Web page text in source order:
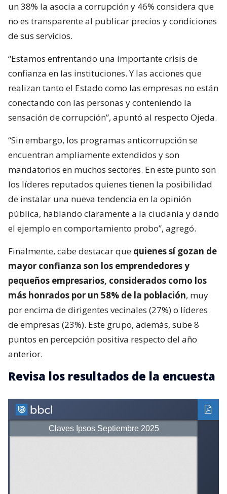
un 38% la asocia a corrupción y 46% considera que
no es transparente al publicar precios y condiciones
de sus servicios.
“Estamos enfrentando una importante crisis de
confianza en las instituciones. Y las acciones que
realizan tanto el Estado como las empresas no están
conectando con las personas y conteniendo la
sensación de corrupción”, apuntó al respecto Ojeda.
“Sin embargo, los programas anticorrupción se
encuentran ampliamente extendidos y son
mandatorios en muchos sectores. En este punto son
los líderes reputados quienes tienen la posibilidad
de instalar una nueva tendencia en la opinión
pública, hablando claramente a la ciudanía y dando
el ejemplo en comportamiento probo”, agregó.
Finalmente, cabe destacar que quienes sí gozan de
mayor confianza son los emprendedores y
pequeños empresarios, considerados como los
más honrados por un 58% de la población, muy
por encima de dirigentes vecinales (27%) o líderes
de empresas (23%). Este grupo, además, sube 8
puntos en percepción positiva respecto del año
anterior.
Revisa los resultados de la encuesta